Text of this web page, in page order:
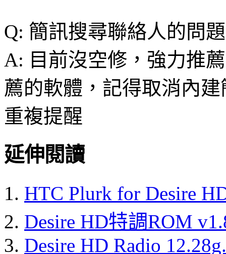
Q: 簡訊搜尋聯絡人的問題
A: 目前沒空修，強力推
薦的軟體，記得取消內
重複提醒
延伸閱讀
HTC Plurk for Desire
Desire HD特調ROM
Desire HD Radio